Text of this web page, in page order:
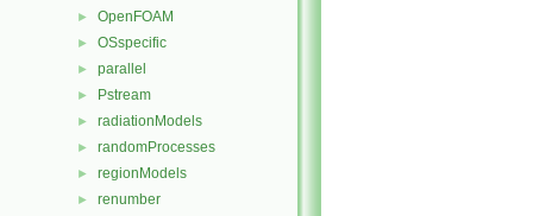
► OpenFOAM
► OSspecific
► parallel
► Pstream
► radiationModels
► randomProcesses
► regionModels
► renumber